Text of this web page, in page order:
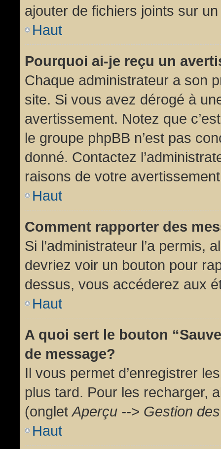
ajouter de fichiers joints sur
Haut
Pourquoi ai-je reçu un
Chaque administrateur a son
site. Si vous avez dérogé à
avertissement. Notez que
le groupe phpBB n’est pas
donné. Contactez
raisons de votre
Haut
Comment rapporter des
Si l’administrateur l’a permis,
devriez voir un bouton pour
dessus, vous accéderez aux
Haut
A quoi sert le bouton
de message?
Il vous permet d’enregistrer
plus tard. Pour les recharger,
(ongletAperçu --> Gestion
Haut